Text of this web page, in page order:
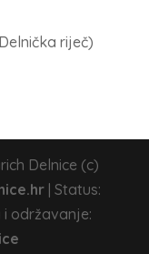
riječ)
Delnice (c)
| Status:
održavanje: